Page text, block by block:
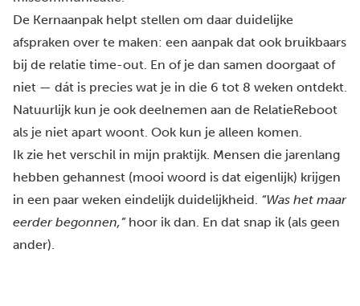
De Kernaanpak helpt stellen om daar duidelijke
afspraken over te maken: een aanpak dat ook bruikbaars
bij de relatie time-out. En of je dan samen doorgaat of
niet — dát is precies wat je in die 6 tot 8 weken ontdekt.
Natuurlijk kun je ook deelnemen aan de RelatieReboot
als je niet apart woont. Ook kun je alleen komen.
Ik zie het verschil in mijn praktijk. Mensen die jarenlang
hebben gehannest (mooi woord is dat eigenlijk) krijgen
in een paar weken eindelijk duidelijkheid. “Was het maar
eerder begonnen,”hoor ik dan. En dat snap ik (als geen
ander).